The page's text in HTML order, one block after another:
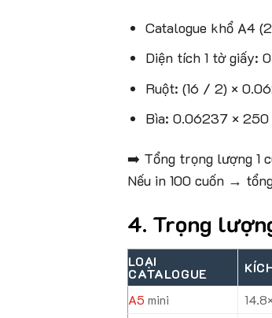
Catalogue khổ A4
Diện tích 1 tờ giấy:
Ruột: (16 / 2) ×
Bìa: 0.06237 × 250
➡️ Tổng trọng lượng 1
Nếu in 100 cuốn →
4. Trọng
LOẠI
CATALOGUE
A5 mini